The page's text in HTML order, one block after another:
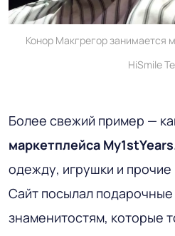
Конор Макгрегор занимается
HiSmile
Более свежий пример —
маркетплейса
одежду, игрушки и
Сайт посылал
знаменитостям, которые